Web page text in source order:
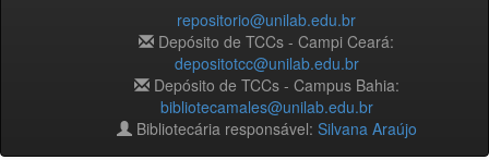
repositorio@unilab.edu.br
Depósito de TCCs - Campi Ceará:
depositotcc@unilab.edu.br
Depósito de TCCs - Campus Bahia:
bibliotecamales@unilab.edu.br
Bibliotecária responsável: Silvana Araújo